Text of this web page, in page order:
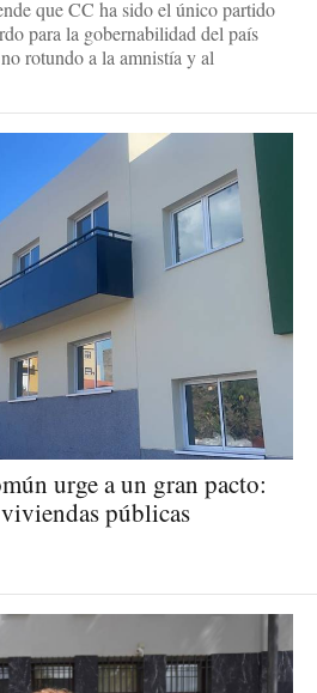
que CC ha sido el único partido
para la gobernabilidad del país
rotundo a la amnistía y al
urge a un gran pacto:
públicas